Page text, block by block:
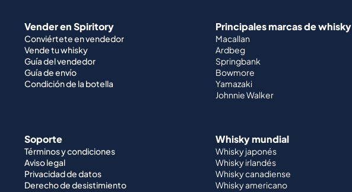
Vender en Spiritory
Conviértete en vendedor
Vende tu whisky
Guía del vendedor
Guía de envío
Condición de la botella
Principales marcas de whisky
Macallan
Ardbeg
Springbank
Bowmore
Yamazaki
Johnnie Walker
Soporte
Términos y condiciones
Aviso legal
Privacidad de datos
Derecho de desistimiento
Whisky mundial
Whisky japonés
Whisky irlandés
Whisky canadiense
Whisky americano